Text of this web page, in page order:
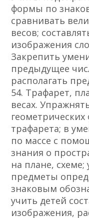
формы по
сравнивать
весов;
изображения
Закрепить
предыдущее
располагать
54. Трафарет,
весах.
трафарета; в
по массе с
знания о
на плане,
предметы
знаковым
учить детей
изображения,